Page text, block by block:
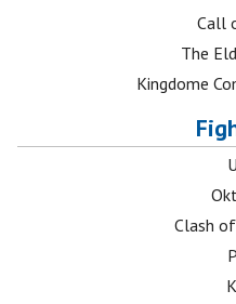
Call
The
Kingdome
Clash